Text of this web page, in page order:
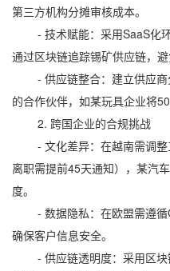
第三方机构分摊审核成本。
- 技术赋能：采用SaaS化环
通过区块链追踪锡矿供应链，
- 供应链整合：建立供应商
的合作伙伴，如某玩具企业将
2. 跨国企业的合规挑战
- 文化差异：在越南需调整
离职需提前45天通知），某汽
度。
- 数据隐私：在欧盟需遵循
确保客户信息安全。
- 供应链透明度：采用区块